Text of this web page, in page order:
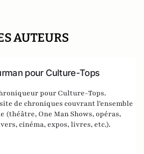
AUTEURS
pour Culture-Tops
pour Culture-Tops.
de chroniques couvrant l'ensemble
One Man Shows, opéras,
cinéma, expos, livres, etc.).